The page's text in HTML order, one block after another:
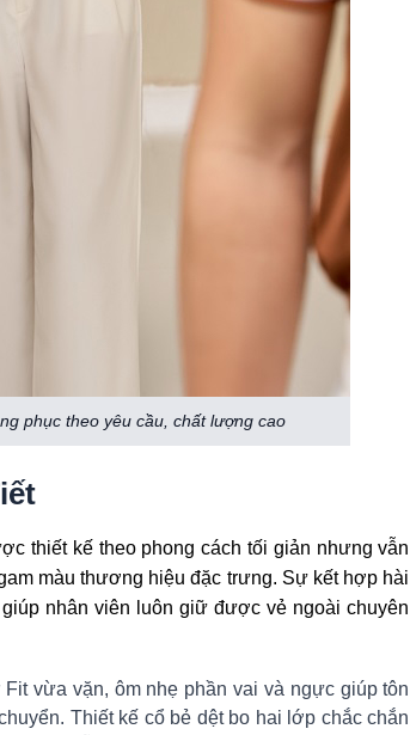
phục theo yêu cầu, chất lượng cao
thiết kế theo phong cách tối giản nhưng vẫn
màu thương hiệu đặc trưng. Sự kết hợp hài
nhân viên luôn giữ được vẻ ngoài chuyên
vừa vặn, ôm nhẹ phần vai và ngực giúp tôn
Thiết kế cổ bẻ dệt bo hai lớp chắc chắn